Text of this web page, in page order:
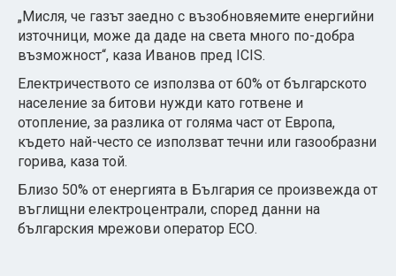
„Мисля, че газът заедно с възобновяемите енергийни
източници, може да даде на света много по-добра
възможност“, каза Иванов пред ICIS.
Електричеството се използва от 60% от българското
население за битови нужди като готвене и
отопление, за разлика от голяма част от Европа,
където най-често се използват течни или газообразни
горива, каза той.
Близо 50% от енергията в България се произвежда от
въглищни електроцентрали, според данни на
българския мрежови оператор ЕСО.